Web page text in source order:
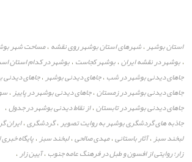
استان بوشهر،شهرهای استان بوشهر روی نقشه ،مساحت شهر
،بوشهر در نقشه ایران،بوشهر کجاست ،بوشهر در کدام استان
جاهای دیدنی بوشهر در شب ،جاهای دیدنی بوشهر،جاهای
جاهای دیدنی بوشهر در زمستان،جاهای دیدنی بوشهر در پاییز،
جاهای دیدنی بوشهر در تابستان،از نقاط دیدنی بوشهر در جدول،
جاذبه های گردشگری بوشهر به روایت تصویر،گردشگری،ایران
لبخند سبز،آثار باستانی،مهدی صالحی،لبخند سبز،پایگاه
زار؛ روایتی از افسون و طبل در فرهنگ عامه جنوب ،آیین زار،